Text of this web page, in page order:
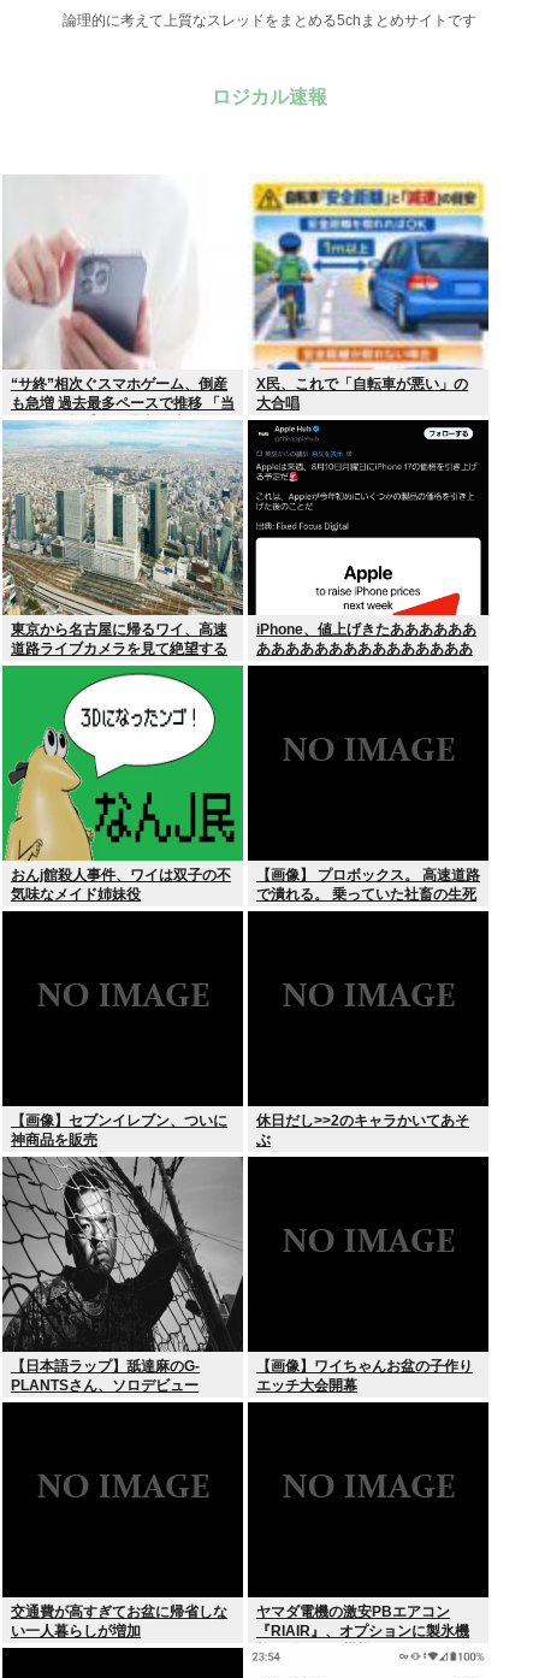
論理的に考えて上質なスレッドをまとめる5chまとめサイトです
ロジカル速報
“サ終”相次ぐスマホゲーム、倒産
も急増 過去最多ペースで推移 「当
たれば一攫千金」過去の時代に
X民、これで「自転車が悪い」の
大合唱
東京から名古屋に帰るワイ、高速
道路ライブカメラを見て絶望する
iPhone、値上げきたああああああ
あああああああああああああああ
あああああああ！！！
おんj館殺人事件、ワイは双子の不
気味なメイド姉妹役
【画像】 プロボックス。 高速道路
で潰れる。 乗っていた社畜の生死
不明
【画像】セブンイレブン、ついに
神商品を販売
休日だし>>2のキャラかいてあそ
ぶ
【日本語ラップ】舐達麻のG-
PLANTSさん、ソロデビュー
【画像】ワイちゃんお盆の子作り
エッチ大会開幕
交通費が高すぎてお盆に帰省しな
い一人暮らしが増加
ヤマダ電機の激安PBエアコン
『RIAIR』、オプションに製氷機
能も付いてた模様www